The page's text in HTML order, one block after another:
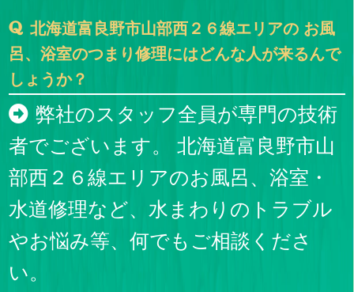
北海道富良野市山部西２６線エリアの お風
呂、浴室のつまり修理にはどんな人が来るんで
しょうか？
弊社のスタッフ全員が専門の技術
者でございます。 北海道富良野市山
部西２６線エリアのお風呂、浴室・
水道修理など、水まわりのトラブル
やお悩み等、何でもご相談くださ
い。